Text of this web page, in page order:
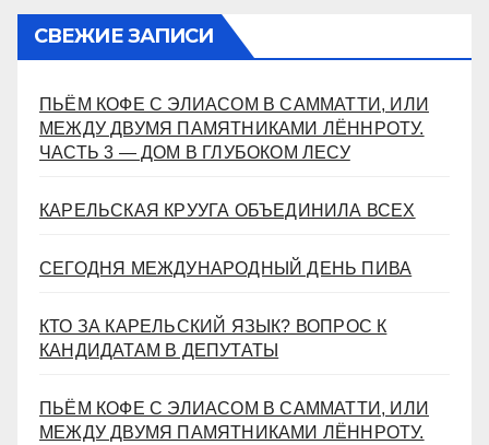
СВЕЖИЕ ЗАПИСИ
ПЬЁМ КОФЕ С ЭЛИАСОМ В САММАТТИ, ИЛИ
МЕЖДУ ДВУМЯ ПАМЯТНИКАМИ ЛЁННРОТУ.
ЧАСТЬ 3 — ДОМ В ГЛУБОКОМ ЛЕСУ
КАРЕЛЬСКАЯ КРУУГА ОБЪЕДИНИЛА ВСЕХ
СЕГОДНЯ МЕЖДУНАРОДНЫЙ ДЕНЬ ПИВА
КТО ЗА КАРЕЛЬСКИЙ ЯЗЫК? ВОПРОС К
КАНДИДАТАМ В ДЕПУТАТЫ
ПЬЁМ КОФЕ С ЭЛИАСОМ В САММАТТИ, ИЛИ
МЕЖДУ ДВУМЯ ПАМЯТНИКАМИ ЛЁННРОТУ.